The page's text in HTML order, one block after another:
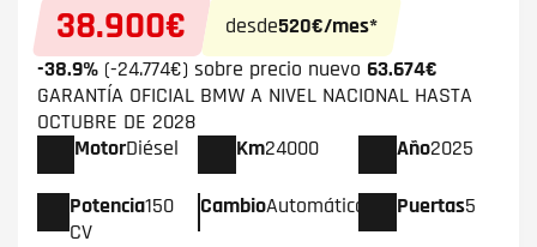
38.900€ desde520€/mes*
-38.9% (-24.774€) sobre precio nuevo 63.674€
GARANTÍA OFICIAL BMW A NIVEL NACIONAL HASTA
OCTUBRE DE 2028
MotorDiésel Km24000 Año2025
Potencia150
CV
CambioAutomático Puertas5